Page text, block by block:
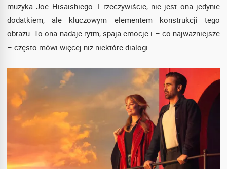
muzyka Joe Hisaishiego. I rzeczywiście, nie jest ona jedynie
dodatkiem, ale kluczowym elementem konstrukcji tego
obrazu. To ona nadaje rytm, spaja emocje i – co najważniejsze
– często mówi więcej niż niektóre dialogi.